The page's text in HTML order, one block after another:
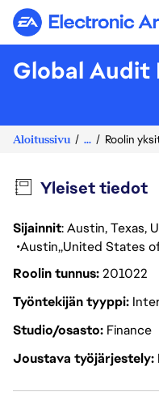
Electronic
Global Audit
Aloitussivu ... Roolin
Yleiset tiedot
Sijainnit: Austin, Texas,
Austin United States
Roolin tunnus201022
Työntekijän tyyppi
Studio/osasto Finance
Joustava työjärjestely